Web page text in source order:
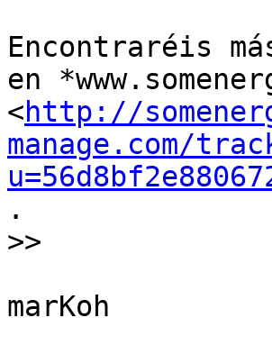
Encontraréis
en
<http://
manage.com/
.
​>>
marKoh​